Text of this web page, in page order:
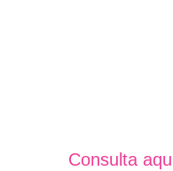
Consulta